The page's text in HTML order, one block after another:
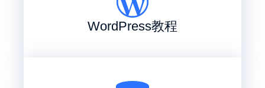
WordPress教程